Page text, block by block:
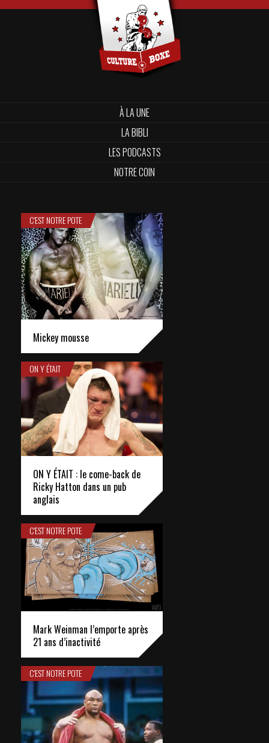
À LA UNE
LA BIBLI
LES PODCASTS
NOTRE COIN
C'EST NOTRE POTE
Mickey mousse
ON Y ÉTAIT
ON Y ÉTAIT : le come-back de
Ricky Hatton dans un pub
anglais
C'EST NOTRE POTE
Mark Weinman l’emporte après
21 ans d’inactivité
C'EST NOTRE POTE